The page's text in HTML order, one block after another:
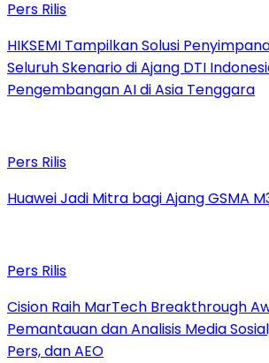
Pers Rilis
HIKSEMI Tampilkan Solusi
Seluruh Skenario di Ajang DTI
Pengembangan AI di Asia Tenggara
Pers Rilis
Huawei Jadi Mitra bagi Ajang GSMA
Pers Rilis
Cision Raih MarTech Breakthrough
Pemantauan dan Analisis Media
Pers, dan AEO